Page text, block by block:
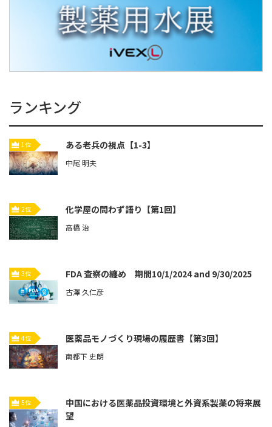
ランキング
1位 ある老兵の視点【1-3】
中尾 明夫
2位 化学屋の問わず語り【第1回】
高橋 治
3位 FDA 査察の纏め 期間10/1/2024 and 9/30/2025
古澤 久仁彦
4位 医薬品モノづくり現場の履歴書【第3回】
南都下 史朗
5位
中国における医薬品投資環境と外資系製薬の将来展
望